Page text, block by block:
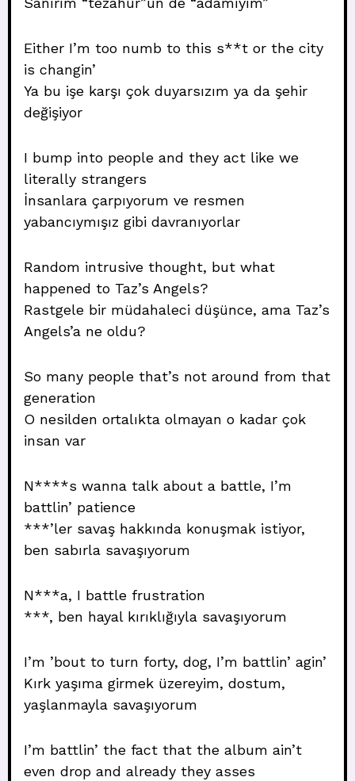
Either I’m too numb to this s**t or the city
is changin’
Ya bu işe karşı çok duyarsızım ya da şehir
değişiyor
I bump into people and they act like we
literally strangers
İnsanlara çarpıyorum ve resmen
yabancıymışız gibi davranıyorlar
Random intrusive thought, but what
happened to Taz’s Angels?
Rastgele bir müdahaleci düşünce, ama Taz’s
Angels’a ne oldu?
So many people that’s not around from that
generation
O nesilden ortalıkta olmayan o kadar çok
insan var
N****s wanna talk about a battle, I’m
battlin’ patience
***’ler savaş hakkında konuşmak istiyor,
ben sabırla savaşıyorum
N***a, I battle frustration
***, ben hayal kırıklığıyla savaşıyorum
I’m ’bout to turn forty, dog, I’m battlin’ agin’
Kırk yaşıma girmek üzereyim, dostum,
yaşlanmayla savaşıyorum
I’m battlin’ the fact that the album ain’t
even drop and already they asses